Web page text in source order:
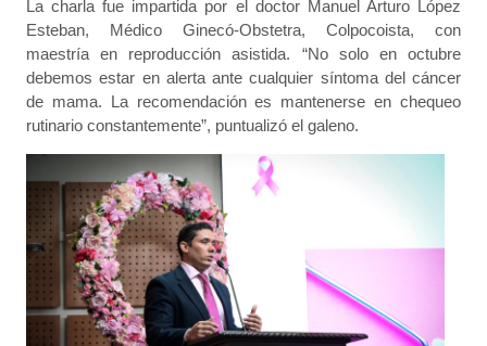
La charla fue impartida por el doctor Manuel Arturo López
Esteban, Médico Ginecó-Obstetra, Colpocoista, con
maestría en reproducción asistida. “No solo en octubre
debemos estar en alerta ante cualquier síntoma del cáncer
de mama. La recomendación es mantenerse en chequeo
rutinario constantemente”, puntualizó el galeno.